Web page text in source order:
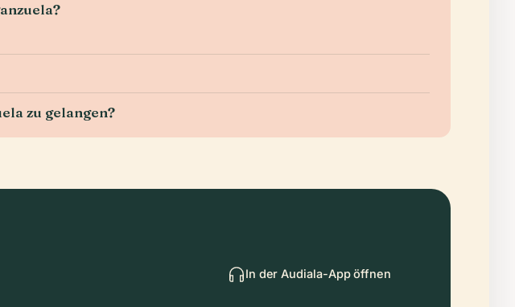
zu gelangen?
In der Audiala-App öffnen